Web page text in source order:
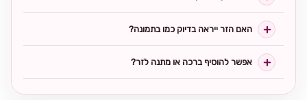
האם הזר ייראה בדיוק כמו בתמונה?
אפשר להוסיף ברכה או מתנה לזר?